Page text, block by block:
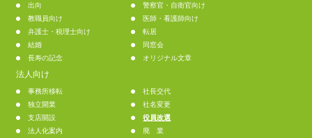
出向
警察官・自衛官向け
教職員向け
医師・看護師向け
弁護士・税理士向け
転居
結婚
同窓会
長寿の記念
オリジナル文章
法人向け
事務所移転
社長交代
独立開業
社名変更
支店開設
役員改選
法人化案内
廃 業